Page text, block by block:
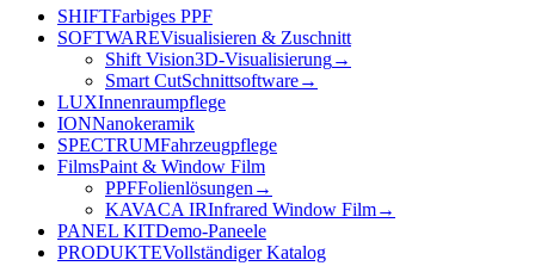
SHIFTFarbiges PPF
SOFTWAREVisualisieren & Zuschnitt
Shift Vision3D-Visualisierung→
Smart CutSchnittsoftware→
LUXInnenraumpflege
IONNanokeramik
SPECTRUMFahrzeugpflege
FilmsPaint & Window Film
PPFFolienlösungen →
KAVACA IRInfrared Window Film→
PANEL KITDemo-Paneele
PRODUKTEVollständiger Katalog